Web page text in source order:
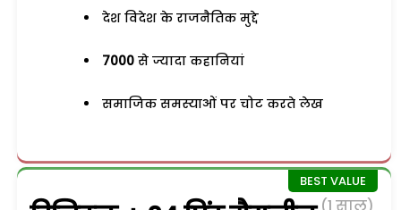
देश विदेश के राजनैतिक मुद्दे
7000 से ज्यादा कहानियां
समाजिक समस्याओं पर चोट करते लेख